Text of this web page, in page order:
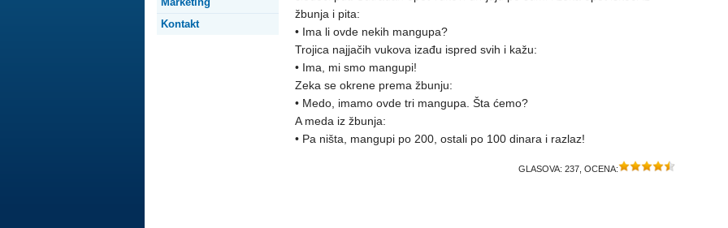
žbunja i pita:
• Ima li ovde nekih mangupa?
Trojica najjačih vukova izađu ispred svih i kažu:
• Ima, mi smo mangupi!
Zeka se okrene prema žbunju:
• Medo, imamo ovde tri mangupa. Šta ćemo?
A meda iz žbunja:
• Pa ništa, mangupi po 200, ostali po 100 dinara i razlaz!
GLASOVA: 237 , OCENA:
Kontakt